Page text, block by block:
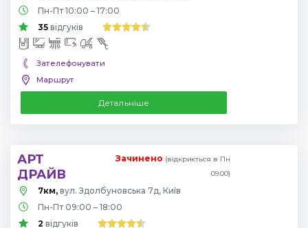
Пн-Пт 10:00 – 17:00
35 відгуків
Зателефонувати
Маршрут
Детальніше
АРТ
ДРАЙВ
Зачинено (відкриється в Пн
09:00)
7км, вул. Здолбуновська 7д, Київ
Пн-Пт 09:00 – 18:00
2 відгуків